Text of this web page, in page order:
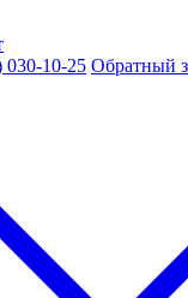
030-10-25 Обратный